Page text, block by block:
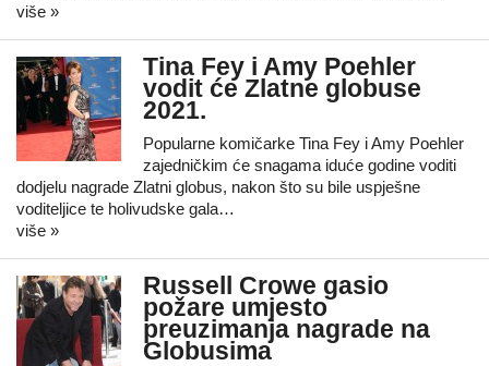
više »
Tina Fey i Amy Poehler
vodit će Zlatne globuse
2021.
Popularne komičarke Tina Fey i Amy Poehler
zajedničkim će snagama iduće godine voditi
dodjelu nagrade Zlatni globus, nakon što su bile uspješne
voditeljice te holivudske gala…
više »
Russell Crowe gasio
požare umjesto
preuzimanja nagrade na
Globusima